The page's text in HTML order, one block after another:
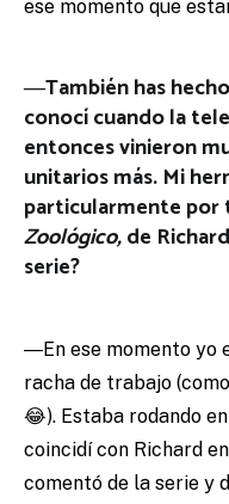
ese momento que
―También has
conocí cuando la
entonces vinieron
unitarios más. Mi
particularmente por
Zoológico,de
serie?
―En ese momento yo
racha de trabajo
😂). Estaba rodando
coincidí con Richard
comentó de la serie y